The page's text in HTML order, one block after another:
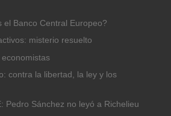
el Banco Central Europeo?
misterio resuelto
contra la libertad, la ley y los
Pedro Sánchez no leyó a Richelieu